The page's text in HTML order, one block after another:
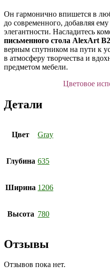
Он гармонично впишется в
до современного, добавляя
элегантности. Насладитесь
письменного стола AlexArt B2
верным спутником на пути к
в атмосферу творчества и
предметом мебели.
Цветовое
Детали
Цвет Gray
Глубина 635
Ширина 1206
Высота 780
Отзывы
Отзывов пока нет.